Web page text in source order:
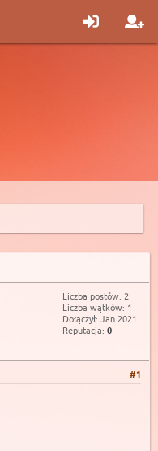
Liczba postów: 2
Liczba wątków: 1
Dołączył: Jan 2021
Reputacja: 0
#1